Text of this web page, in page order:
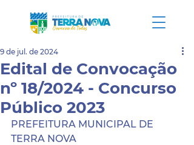
Edital de Convocação
nº 18/2024 - Concurso
Público 2023
9 de jul. de 2024
PREFEITURA MUNICIPAL DE
TERRA NOVA